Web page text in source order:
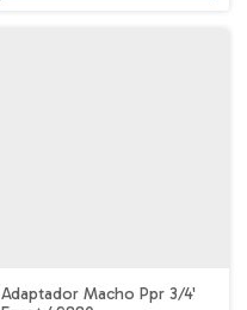
Adaptador Macho Ppr 3/4'